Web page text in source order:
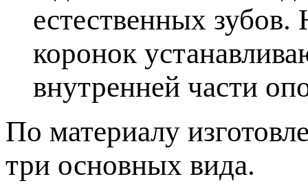
естественных
коронок
нутренней части
По материалу
три основных вида.